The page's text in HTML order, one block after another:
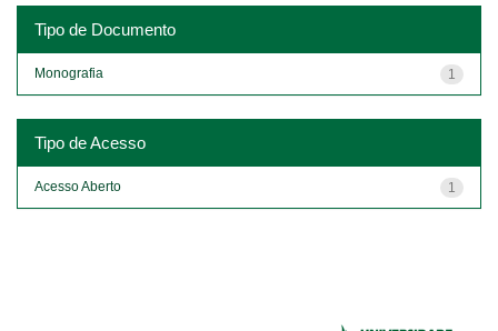
Tipo de Documento
1
Monografia
Tipo de Acesso
1
Acesso Aberto